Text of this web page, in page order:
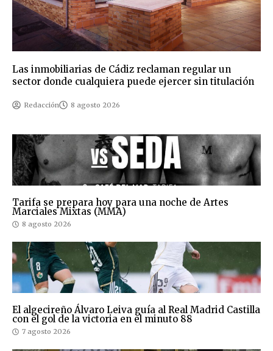
Las inmobiliarias de Cádiz reclaman regular un
sector donde cualquiera puede ejercer sin titulación
Redacción 8 agosto 2026
Tarifa se prepara hoy para una noche de Artes
Marciales Mixtas (MMA)
8 agosto 2026
El algecireño Álvaro Leiva guía al Real Madrid Castilla
con el gol de la victoria en el minuto 88
7 agosto 2026